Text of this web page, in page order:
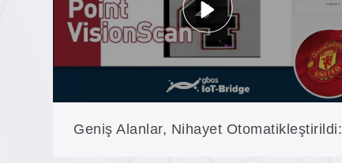
Geniş Alanlar, Nihayet Otomatikleştirildi: